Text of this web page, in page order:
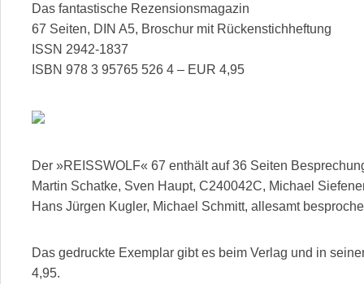
Das fantastische Rezensionsmagazin
67 Seiten, DIN A5, Broschur mit Rückenstichheftung
ISSN 2942-1837
ISBN 978 3 95765 526 4 – EUR 4,95
Der »REISSWOLF« 67 enthält auf 36 Seiten
Martin Schatke, Sven Haupt, C240042C, Michael
Hans Jürgen Kugler, Michael Schmitt, allesamt
Das gedruckte Exemplar gibt es beim Verlag und in
4,95.